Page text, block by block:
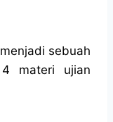
sebuah
4 materi ujian